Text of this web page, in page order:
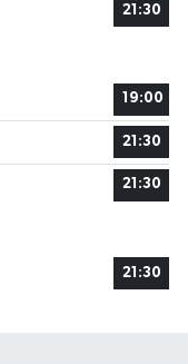
21:30
19:00
21:30
21:30
21:30